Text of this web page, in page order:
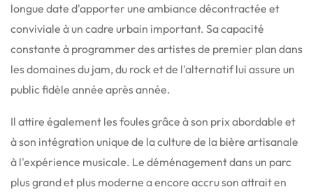
longue date d'apporter une ambiance décontractée et
conviviale à un cadre urbain important. Sa capacité
constante à programmer des artistes de premier plan dans
les domaines du jam, du rock et de l'alternatif lui assure un
public fidèle année après année.
Il attire également les foules grâce à son prix abordable et
à son intégration unique de la culture de la bière artisanale
à l'expérience musicale. Le déménagement dans un parc
plus grand et plus moderne a encore accru son attrait en